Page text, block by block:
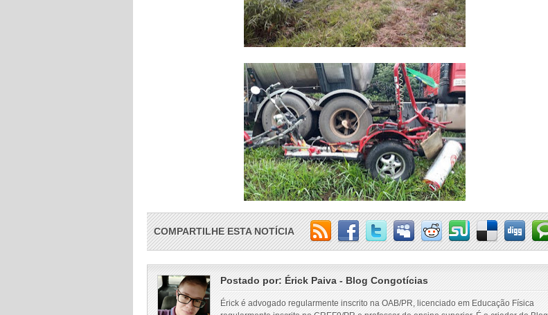
COMPARTILHE ESTA NOTÍCIA
Postado por: Érick Paiva - Blog Congotícias
Érick é advogado regularmente inscrito na OAB/PR, licenciado em Educação Física